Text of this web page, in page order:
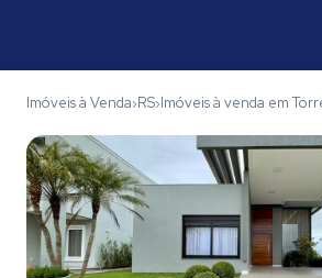
Imóveis à Venda›RS›Imóveis à venda em